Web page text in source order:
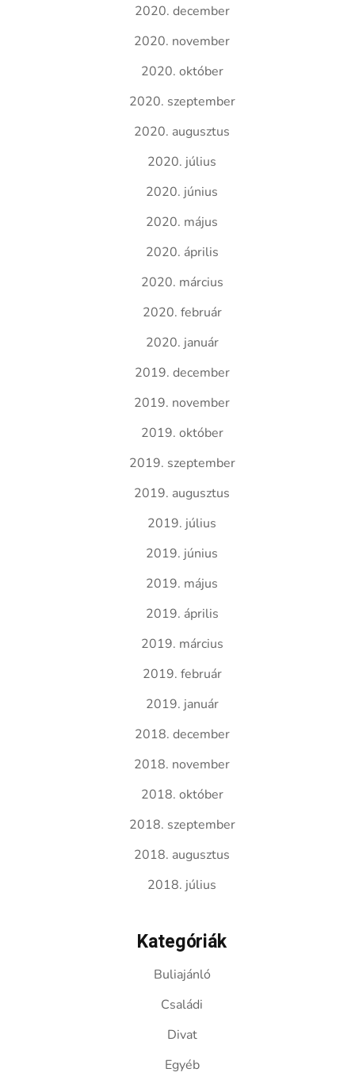
2020. december
2020. november
2020. október
2020. szeptember
2020. augusztus
2020. július
2020. június
2020. május
2020. április
2020. március
2020. február
2020. január
2019. december
2019. november
2019. október
2019. szeptember
2019. augusztus
2019. július
2019. június
2019. május
2019. április
2019. március
2019. február
2019. január
2018. december
2018. november
2018. október
2018. szeptember
2018. augusztus
2018. július
Kategóriák
Buliajánló
Családi
Divat
Egyéb